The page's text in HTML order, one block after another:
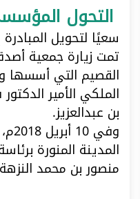
التحول
سعيًا لتحويل
تمت زيارة جمعية
القصيم التي أسسها
الملكي الأمير
بن عبدالعزيز.
المدينة المنورة
منصور بن محمد